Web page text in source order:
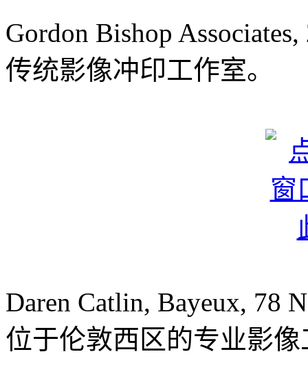
Gordon Bishop
传统影像冲印工作室。
Daren Catlin, Bayeux, 78
位于伦敦西区的专业影